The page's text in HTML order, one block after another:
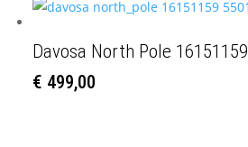
Davosa North Pole 16151159
€ 499,00